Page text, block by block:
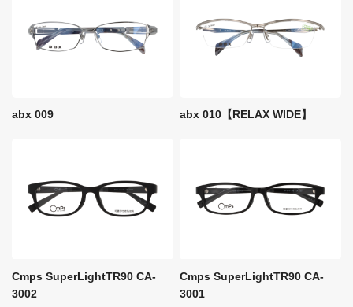
abx 009 abx 010【RELAX WIDE】
Cmps SuperLightTR90 CA-
3002
Cmps SuperLightTR90 CA-
3001